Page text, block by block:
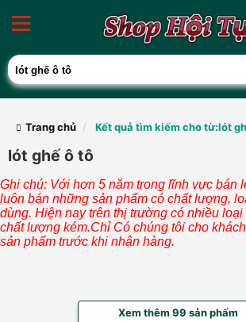
Trang chủ Kết quả tìm kiếm cho từ:lót
lót ghế ô tô
Ghi chú: Với hơn 5 năm trong lĩnh vực bán
luôn bán những sản phẩm có chất lượng,
dùng. Hiện nay trên thị trường có nhiều
chất lượng kém.Chỉ Có chúng tôi cho
sản phẩm trước khi nhận hàng.
Xem thêm 99 sản phẩm